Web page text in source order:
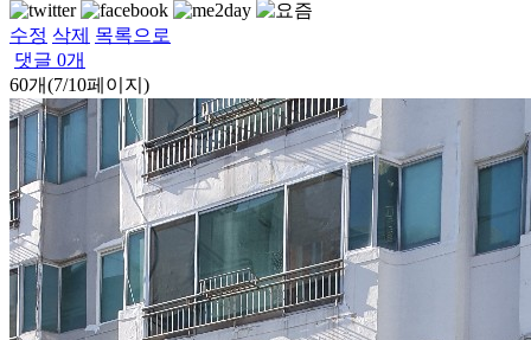
수정 삭제 목록으로
댓글 0개
60개(7/10페이지)